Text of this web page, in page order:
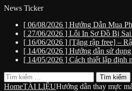
News Ticker
[ 06/08/2026 ] Hướng Dẫn Mua
[ 27/06/2026 ] Lỗi In Sơ Đồ Bị Sai
[ 16/06/2026 ] [Tặng rập free] –
[ 14/06/2026 ] Hướng dẫn sử
[ 14/05/2026 ] Cách thiết lập định
Tìm
kiếm
HomeTÀI LIỆUHướng dẫn thay mực